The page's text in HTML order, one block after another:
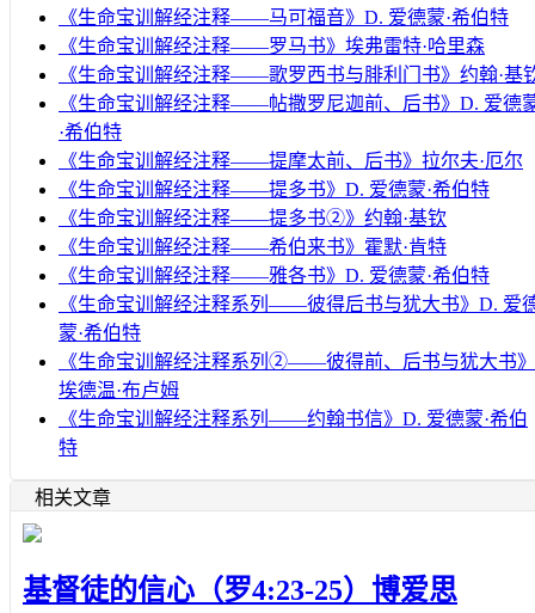
《生命宝训解经注释——马可福音》D. 爱德蒙·希伯特
《生命宝训解经注释——罗马书》埃弗雷特·哈里森
《生命宝训解经注释——歌罗西书与腓利门书》约翰·基
《生命宝训解经注释——帖撒罗尼迦前、后书》D. 爱德
·希伯特
《生命宝训解经注释——提摩太前、后书》拉尔夫·厄尔
《生命宝训解经注释——提多书》D. 爱德蒙·希伯特
《生命宝训解经注释——提多书②》约翰·基钦
《生命宝训解经注释——希伯来书》霍默·肯特
《生命宝训解经注释——雅各书》D. 爱德蒙·希伯特
《生命宝训解经注释系列——彼得后书与犹大书》D. 爱
蒙·希伯特
《生命宝训解经注释系列②——彼得前、后书与犹大书》
埃德温·布卢姆
《生命宝训解经注释系列——约翰书信》D. 爱德蒙·希伯
特
相关文章
基督徒的信心（罗4:23-25）博爱思